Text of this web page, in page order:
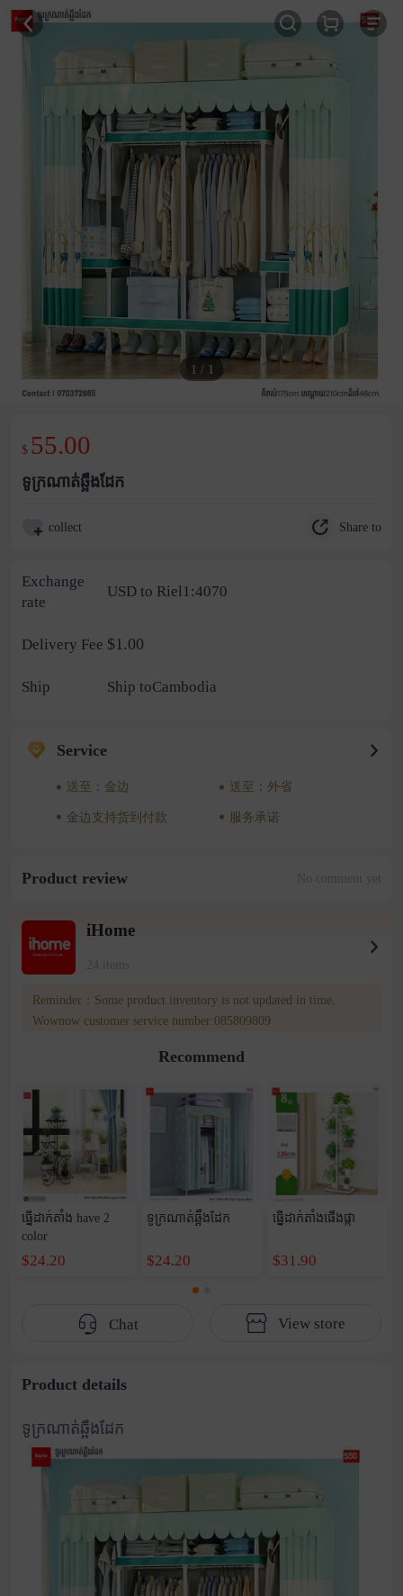
1 / 1
$ 55.00
ទូក្រណាត់ឆ្អឹងដែក
collect Share to
Exchange
rate
USD to Riel1:4070
Delivery Fee $1.00
Ship Ship toCambodia
Service
送至：金边 送至：外省
金边支持货到付款 服务承诺
Product review No comment yet
iHome
24 items
Reminder：Some product inventory is not updated in time,
Wownow customer service number:085809809
Recommend
ធ្នើដាក់តាំង have 2
color
$24.20
ទូក្រណាត់ឆ្អឹងដែក
$24.20
ធ្នើដាក់តាំងផើងផ្កា
$31.90
Chat View store
Product details
ទូក្រណាត់ឆ្អឹងដែក